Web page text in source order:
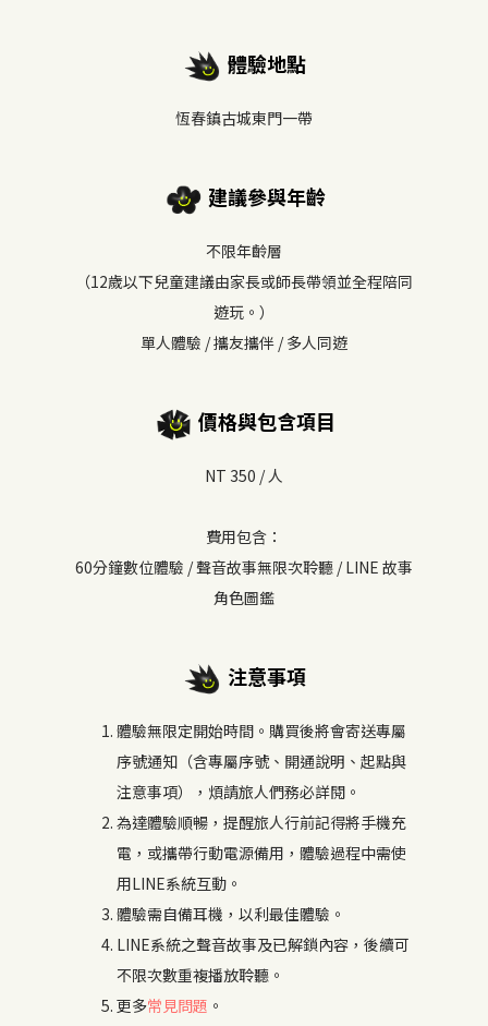
體驗地點
恆春鎮古城東門一帶
建議參與年齡
不限年齡層
（12歲以下兒童建議由家長或師長帶領並全程陪同
遊玩。）
單人體驗 / 攜友攜伴 / 多人同遊
價格與包含項目
NT 350 / 人
費用包含：
60分鐘數位體驗 / 聲音故事無限次聆聽 / LINE 故事
角色圖鑑
注意事項
體驗無限定開始時間。購買後將會寄送專屬
序號通知（含專屬序號、開通說明、起點與
注意事項），煩請旅人們務必詳閱。
為達體驗順暢，提醒旅人行前記得將手機充
電，或攜帶行動電源備用，體驗過程中需使
用LINE系統互動。
體驗需自備耳機，以利最佳體驗。
LINE系統之聲音故事及已解鎖內容，後續可
不限次數重複播放聆聽。
更多常見問題 。